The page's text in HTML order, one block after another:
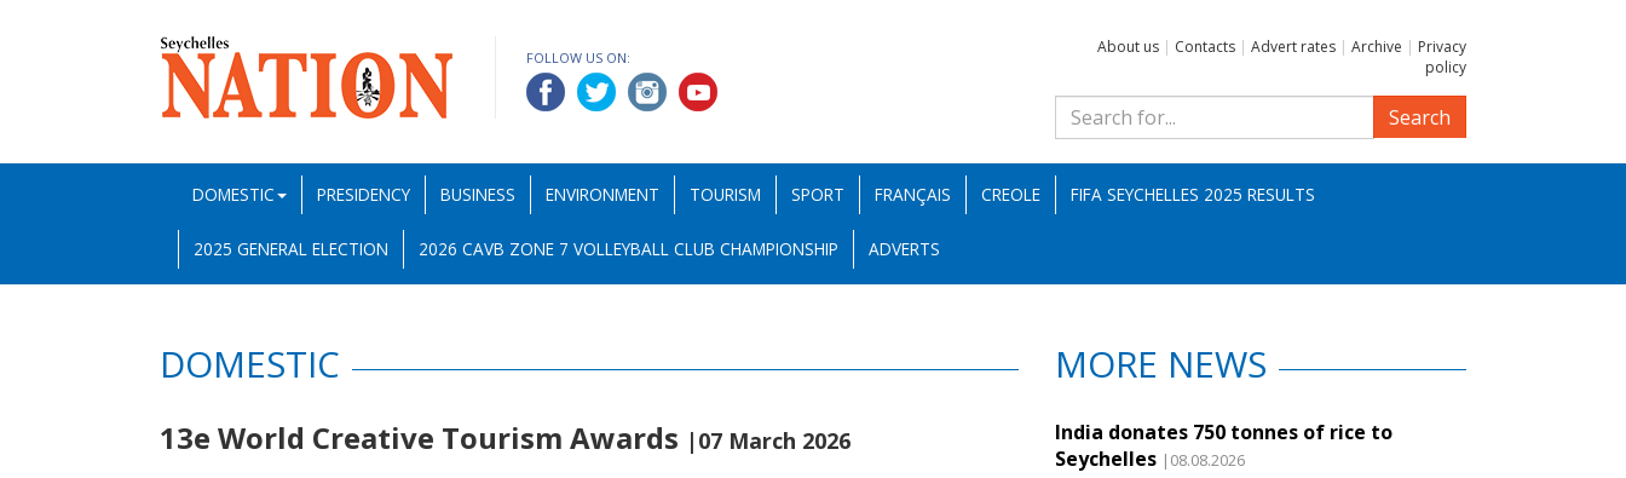
FOLLOW US ON:
About us | Contacts | Advert rates | Archive | Privacy
policy
Search
DOMESTIC PRESIDENCY BUSINESS ENVIRONMENT TOURISM SPORT FRANÇAIS CREOLE FIFA SEYCHELLES 2025 RESULTS
2025 GENERAL ELECTION 2026 CAVB ZONE 7 VOLLEYBALL CLUB CHAMPIONSHIP ADVERTS
DOMESTIC
13e World Creative Tourism Awards |07 March 2026
MORE NEWS
India donates 750 tonnes of rice to
Seychelles |08.08.2026